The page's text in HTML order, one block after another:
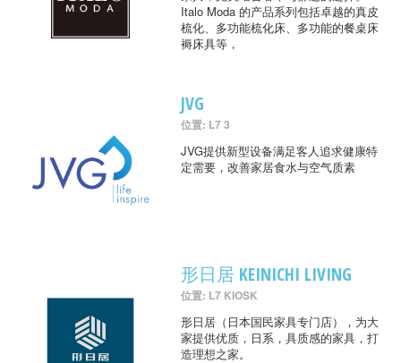
Italo Moda 的产品系列包括卓越的真皮
梳化、多功能梳化床、多功能的餐桌床
褥床具等，
JVG
位置: L7 3
JVG提供新型设备满足客人追求健康特
定需要，改善家居食水与空气质素
形日居 KEINICHI LIVING
位置: L7 KIOSK
形日居（日本国民家具专门店），为大
家提供优质，日系，具质感的家具，打
造理想之家。